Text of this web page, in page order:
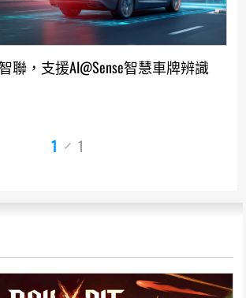
聯，支援AI@Sense智慧車牌辨識
1 1